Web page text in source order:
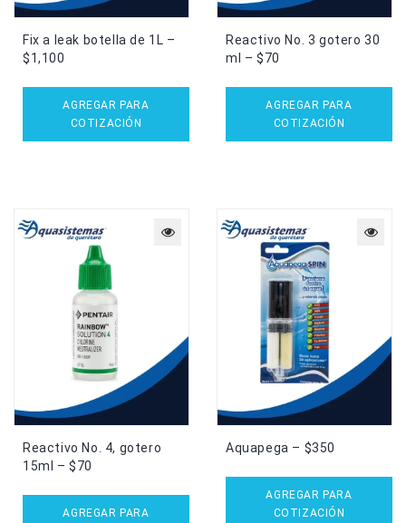
Fix a leak botella de 1L –
$1,100
AGREGAR PARA
COTIZACIÓN
Reactivo No. 3 gotero 30
ml – $70
AGREGAR PARA
COTIZACIÓN
Reactivo No. 4, gotero
15ml – $70
AGREGAR PARA
Aquapega – $350
AGREGAR PARA
COTIZACIÓN